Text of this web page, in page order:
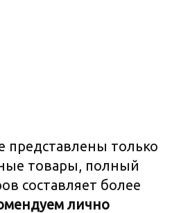
представлены только
товары, полный
составляет более
лично